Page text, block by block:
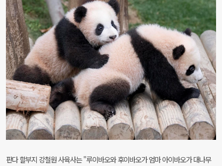
판다 할부지 강철원 사육사는"루이바오와 후이바오가 엄마 아이바오가 대나무